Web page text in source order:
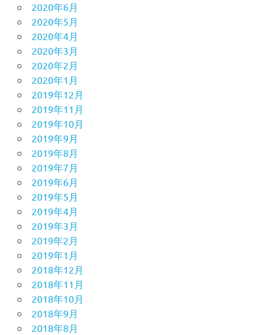
2020年6月
2020年5月
2020年4月
2020年3月
2020年2月
2020年1月
2019年12月
2019年11月
2019年10月
2019年9月
2019年8月
2019年7月
2019年6月
2019年5月
2019年4月
2019年3月
2019年2月
2019年1月
2018年12月
2018年11月
2018年10月
2018年9月
2018年8月